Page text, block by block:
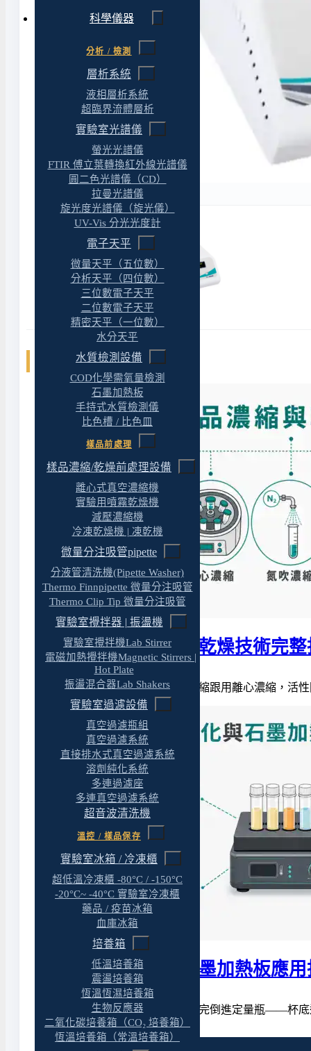
科學儀器
分析 / 檢測
層析系統
液相層析系統
超臨界流體層析
實驗室光譜儀
螢光光譜儀
FTIR 傅立葉轉換紅外線光譜儀
圓二色光譜儀（CD）
拉曼光譜儀
旋光度光譜儀（旋光儀）
UV-Vis 分光光度計
電子天平
微量天平（五位數）
分析天平（四位數）
三位數電子天平
二位數電子天平
精密天平（一位數）
水分天平
水質檢測設備
COD化學需氧量檢測
石墨加熱板
手持式水質檢測儀
比色槽 / 比色皿
樣品前處理
樣品濃縮/乾燥前處理設備
離心式真空濃縮機
實驗用噴霧乾燥機
減壓濃縮機
冷凍乾燥機 | 凍乾機
微量分注吸管pipette
分液管清洗機(Pipette Washer)
Thermo Finnpipette 微量分注吸管
Thermo Clip Tip 微量分注吸管
實驗室攪拌器 | 振盪機
實驗室攪拌機Lab Stirrer
電磁加熱攪拌機Magnetic Stirrers |
Hot Plate
振盪混合器Lab Shakers
實驗室過濾設備
真空過濾瓶組
真空過濾系統
直接排水式真空過濾系統
溶劑純化系統
多連過濾座
多連真空過濾系統
超音波清洗機
溫控 / 樣品保存
實驗室冰箱 / 冷凍櫃
超低溫冷凍櫃 -80°C / -150°C
-20°C~ -40°C 實驗室冷凍櫃
藥品 / 疫苗冰箱
血庫冰箱
培養箱
低溫培養箱
震盪培養箱
恆溫恆濕培養箱
生物反應器
二氧化碳培養箱（CO₂ 培養箱）
恆溫培養箱（常溫培養箱）
相關文章
實驗室樣品濃縮與乾燥技術完
同一批蛋白質樣品，用旋蒸濃縮跟用離心濃縮，活
實驗室酸消化與石墨加熱板應
做了一個下午的酸消化，消化完倒進定量瓶——杯